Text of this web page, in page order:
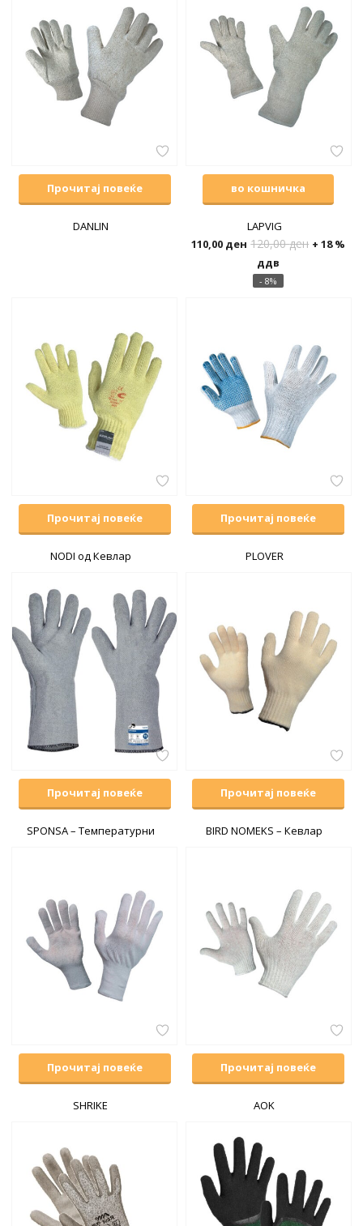
Прочитај повеќе
DANLIN
во кошничка
LAPVIG
110,00 ден 120,00ден + 18 %
ддв
- 8%
Прочитај повеќе
NODI од Кевлар
Прочитај повеќе
PLOVER
Прочитај повеќе
SPONSA – Температурни
Прочитај повеќе
BIRD NOMEKS – Кевлар
Прочитај повеќе
SHRIKE
Прочитај повеќе
AOK